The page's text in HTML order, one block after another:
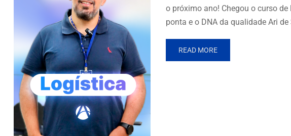
o próximo ano! Chegou o curso
ponta e o DNA da qualidade Ari de
READ MORE